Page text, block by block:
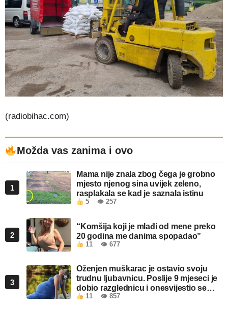
(radiobihac.com)
Možda vas zanima i ovo
1
Mama nije znala zbog čega je grobno
mjesto njenog sina uvijek zeleno,
rasplakala se kad je saznala istinu
5 👁 257
2
“Komšija koji je mlađi od mene preko
20 godina me danima spopadao”
11 👁 677
3
Oženjen muškarac je ostavio svoju
trudnu ljubavnicu. Poslije 9 mjeseci je
dobio razglednicu i onesvijestio se
kada je pročitao šta piše!
11 👁 857